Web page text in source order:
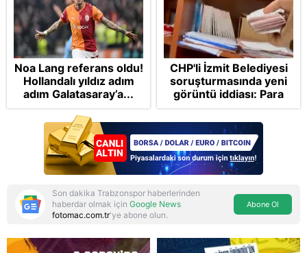
Noa Lang referans oldu!
Hollandalı yıldız adım
adım Galatasaray’a...
CHP'li İzmit Belediyesi
soruşturmasında yeni
görüntü iddiası: Para
dolu zarfın teslim
edildiği öne sürüldü
Son dakika Trabzonspor haberlerinden
haberdar olmak için Google News
fotomac.com.tr'ye abone olun.
Abone Ol